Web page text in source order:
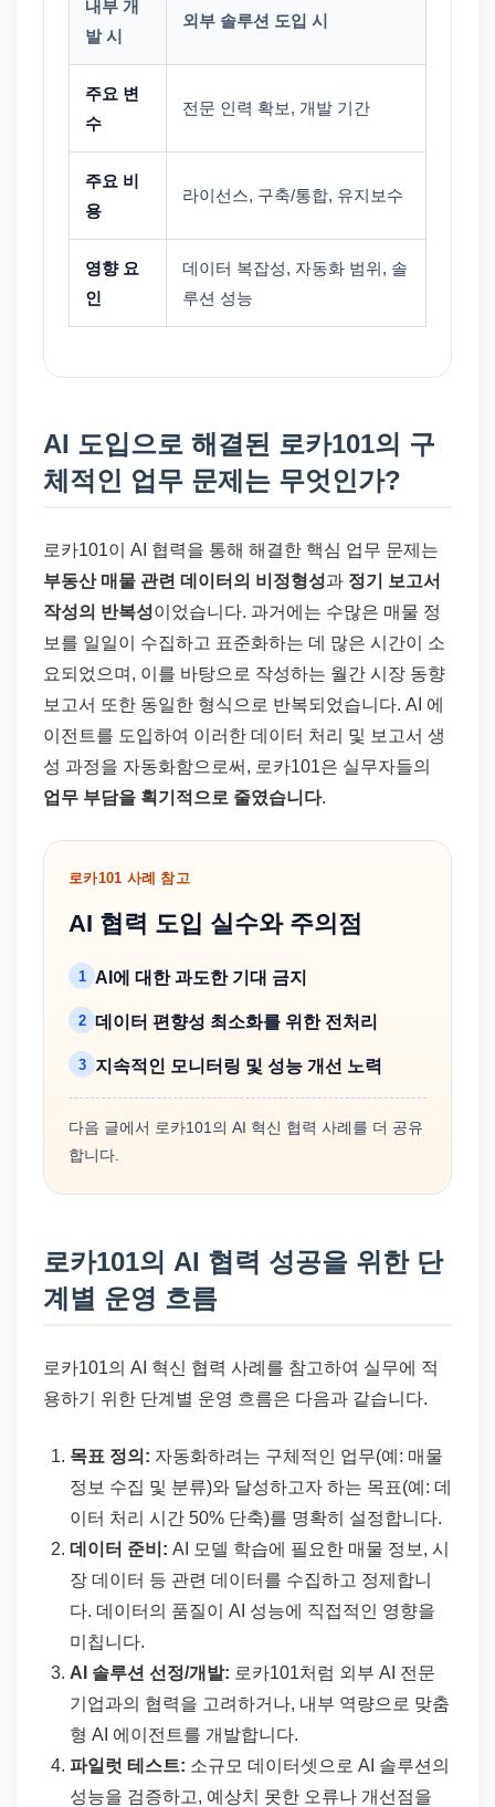
내부 개
발 시
외부 솔루션 도입 시
주요 변
수
전문 인력 확보, 개발 기간
주요 비
용
라이선스, 구축/통합, 유지보수
영향 요
인
데이터 복잡성, 자동화 범위, 솔
루션 성능
AI 도입으로 해결된 로카101의 구
체적인 업무 문제는 무엇인가?
로카101이 AI 협력을 통해 해결한 핵심 업무 문제는
부동산 매물 관련 데이터의 비정형성과 정기 보고서
작성의 반복성이었습니다. 과거에는 수많은 매물 정
보를 일일이 수집하고 표준화하는 데 많은 시간이 소
요되었으며, 이를 바탕으로 작성하는 월간 시장 동향
보고서 또한 동일한 형식으로 반복되었습니다. AI 에
이전트를 도입하여 이러한 데이터 처리 및 보고서 생
성 과정을 자동화함으로써, 로카101은 실무자들의
업무 부담을 획기적으로 줄였습니다.
로카101 사례 참고
AI 협력 도입 실수와 주의점
1 AI에 대한 과도한 기대 금지
2 데이터 편향성 최소화를 위한 전처리
3 지속적인 모니터링 및 성능 개선 노력
다음 글에서 로카101의 AI 혁신 협력 사례를 더 공유
합니다.
로카101의 AI 협력 성공을 위한 단
계별 운영 흐름
로카101의 AI 혁신 협력 사례를 참고하여 실무에 적
용하기 위한 단계별 운영 흐름은 다음과 같습니다.
목표 정의: 자동화하려는 구체적인 업무(예: 매물
정보 수집 및 분류)와 달성하고자 하는 목표(예: 데
이터 처리 시간 50% 단축)를 명확히 설정합니다.
데이터 준비: AI 모델 학습에 필요한 매물 정보, 시
장 데이터 등 관련 데이터를 수집하고 정제합니
다. 데이터의 품질이 AI 성능에 직접적인 영향을
미칩니다.
AI 솔루션 선정/개발: 로카101처럼 외부 AI 전문
기업과의 협력을 고려하거나, 내부 역량으로 맞춤
형 AI 에이전트를 개발합니다.
파일럿 테스트: 소규모 데이터셋으로 AI 솔루션의
성능을 검증하고, 예상치 못한 오류나 개선점을